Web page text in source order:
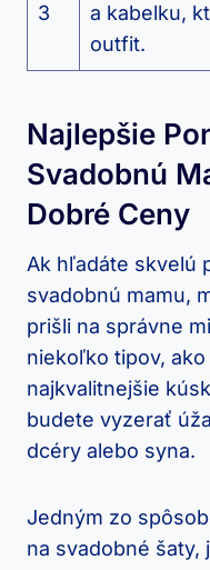
3
a kabelku,
outfit.
Najlepšie
Svadobnú
Dobré Ceny
Ak hľadáte skvelú
svadobnú mamu,
prišli na správne
niekoľko tipov,
najkvalitnejšie
budete vyzerať
dcéry alebo syna.
Jedným zo
na svadobné šaty,